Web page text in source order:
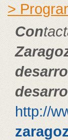
>
Con
de
de
http://